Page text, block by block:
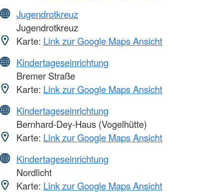
Jugendrotkreuz
Jugendrotkreuz
Karte: Link zur Google Maps Ansicht
Kindertageseinrichtung
Bremer Straße
Karte: Link zur Google Maps Ansicht
Kindertageseinrichtung
Bernhard-Dey-Haus (Vogelhütte)
Karte: Link zur Google Maps Ansicht
Kindertageseinrichtung
Nordlicht
Karte: Link zur Google Maps Ansicht